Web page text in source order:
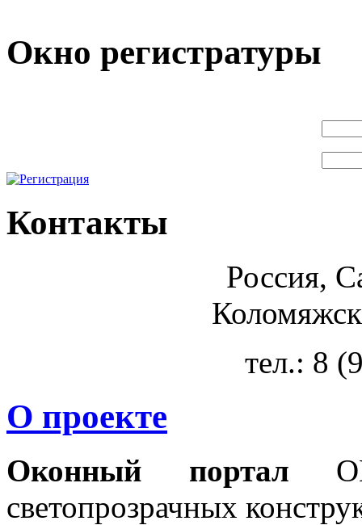
Окно регистратуры
Контакты
Россия,
тел.: 8
О проекте
Оконный портал
светопрозрачных